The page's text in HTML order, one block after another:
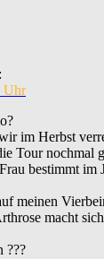
Uhr
im Herbst
Tour nochmal
bestimmt im
meinen
macht
???